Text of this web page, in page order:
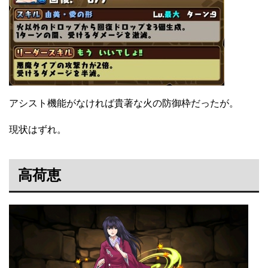
アシスト機能がなければ貴著な火の防御枠だったが。
現状はずれ。
高荷恵